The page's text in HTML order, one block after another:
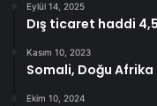
Eylül 14, 2025
Dış ticaret haddi
Kasım 10, 2023
Somali, Doğu
Ekim 10, 2024